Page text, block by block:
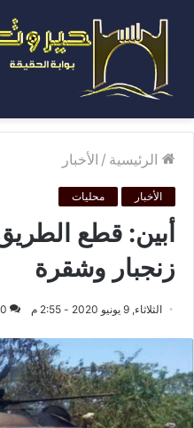
الرئيسية / الأخبار
الأخبار محليات
أبين: قطع
زنجبار وشقرة
الثلاثاء, 9 يونيو 2020 - 2:55 م 0